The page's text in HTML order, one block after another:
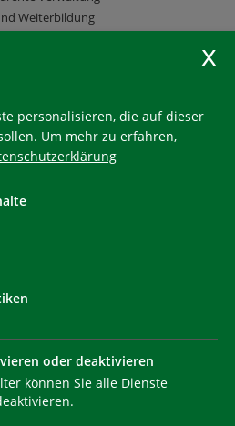
Weiterbildung
Marke. Die Nutzung muss
Südtirol - KlimaHaus
NEWSLETTER
personalisieren, die auf dieser
Um mehr zu erfahren,
oder deaktivieren
können Sie alle Dienste